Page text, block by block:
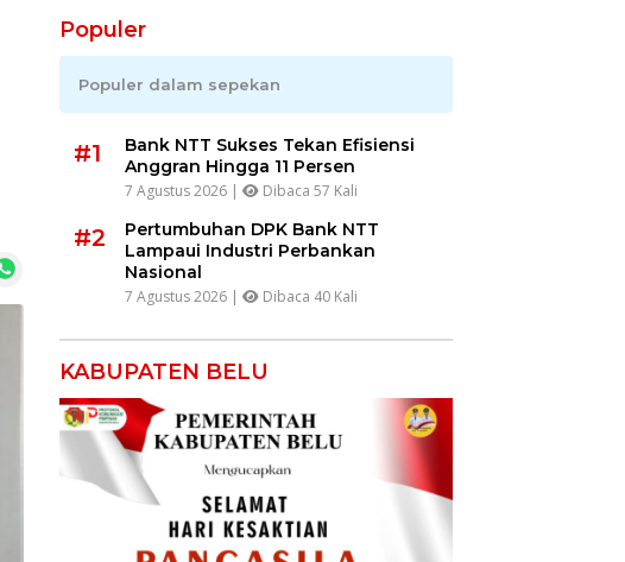
Populer
Populer dalam sepekan
#1
Bank NTT Sukses Tekan Efisiensi
Anggran Hingga 11 Persen
7 Agustus 2026 | Dibaca 57 Kali
#2
Pertumbuhan DPK Bank NTT
Lampaui Industri Perbankan
Nasional
7 Agustus 2026 | Dibaca 40 Kali
KABUPATEN BELU